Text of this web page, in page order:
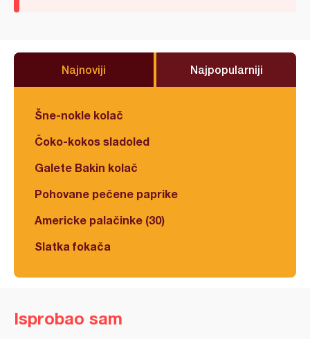
Najnoviji Najpopularniji
Šne-nokle kolač
Čoko-kokos sladoled
Galete Bakin kolač
Pohovane pečene paprike
Americke palačinke (30)
Slatka fokača
Isprobao sam